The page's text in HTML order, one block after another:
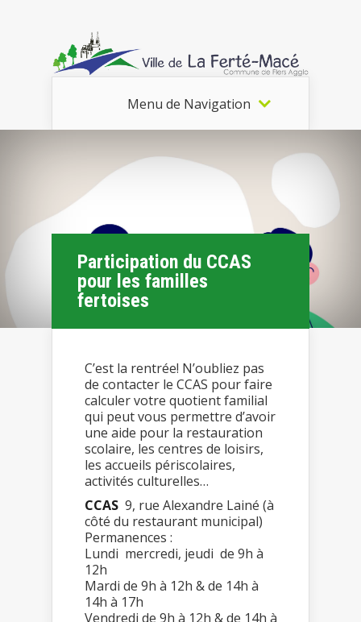
Menu de Navigation
Participation du CCAS
pour les familles
fertoises
C’est la rentrée! N’oubliez pas
de contacter le CCAS pour faire
calculer votre quotient familial
qui peut vous permettre d’avoir
une aide pour la restauration
scolaire, les centres de loisirs,
les accueils périscolaires,
activités culturelles…
CCAS 9, rue Alexandre Lainé (à
côté du restaurant municipal)
Permanences :
Lundi mercredi, jeudi de 9h à
12h
Mardi de 9h à 12h & de 14h à
14h à 17h
Vendredi de 9h à 12h & de 14h à